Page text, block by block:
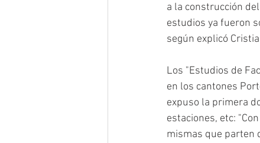
a la construcción
estudios ya fueron
según explicó
Los "Estudios de
en los cantones
expuso la primera
estaciones, etc:
mismas que parten